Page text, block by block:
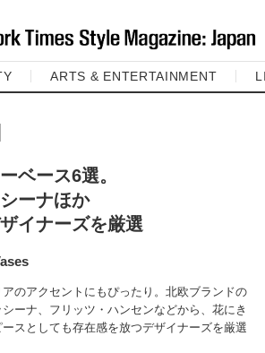
ARTS & ENTERTAINMENT
ベース6選。
ーナほか
イナーズを厳選
のアクセントにもぴったり。北欧ブランドの
ーナ、フリッツ・ハンセンなどから、花にき
スとしても存在感を放つデザイナーズを厳選